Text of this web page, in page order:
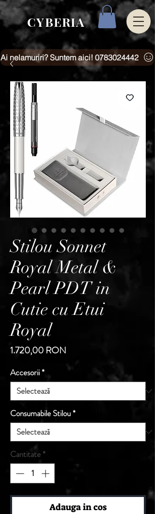
CYBERIA
Ai nelamuriri? Suntem aici! 0783024442
Stilou Sonnet
Royal Metal &
Pearl PDT in
Cutie cu Etui
Royal
1.720,00 RON
Accesorii*
Consumabile Stilou*
Cantitate *
Adauga in cos